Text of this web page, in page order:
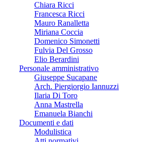
Chiara Ricci
Francesca Ricci
Mauro Ranalletta
Miriana Coccia
Domenico Simonetti
Fulvia Del Grosso
Elio Berardini
Personale amministrativo
Giuseppe Sucapane
Arch. Piergiorgio Iannuzzi
Ilaria Di Toro
Anna Mastrella
Emanuela Bianchi
Documenti e dati
Modulistica